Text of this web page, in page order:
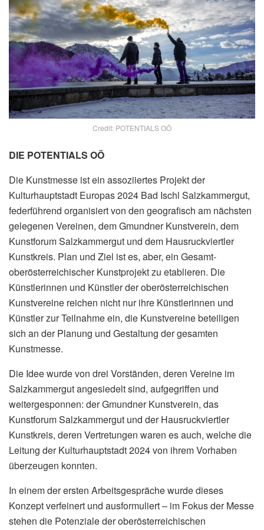
Credit: POTENTIALS OÖ
DIE POTENTIALS OÖ
Die Kunstmesse ist ein assoziiertes Projekt der
Kulturhauptstadt Europas 2024 Bad Ischl Salzkammergut,
federführend organisiert von den geografisch am nächsten
gelegenen Vereinen, dem Gmundner Kunstverein, dem
Kunstforum Salzkammergut und dem Hausruckviertler
Kunstkreis. Plan und Ziel ist es, aber, ein Gesamt-
oberösterreichischer Kunstprojekt zu etablieren. Die
Künstlerinnen und Künstler der oberösterreichischen
Kunstvereine reichen nicht nur ihre Künstlerinnen und
Künstler zur Teilnahme ein, die Kunstvereine beteiligen
sich an der Planung und Gestaltung der gesamten
Kunstmesse.
Die Idee wurde von drei Vorständen, deren Vereine im
Salzkammergut angesiedelt sind, aufgegriffen und
weitergesponnen: der Gmundner Kunstverein, das
Kunstforum Salzkammergut und der Hausruckviertler
Kunstkreis, deren Vertretungen waren es auch, welche die
Leitung der Kulturhauptstadt 2024 von ihrem Vorhaben
überzeugen konnten.
In einem der ersten Arbeitsgespräche wurde dieses
Konzept verfeinert und ausformuliert – im Fokus der Messe
stehen die Potenziale der oberösterreichischen